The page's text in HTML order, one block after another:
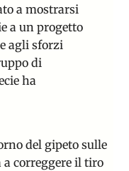
a mostrarsi
a un progetto
agli sforzi
di
ha
del gipeto sulle
a correggere il tiro